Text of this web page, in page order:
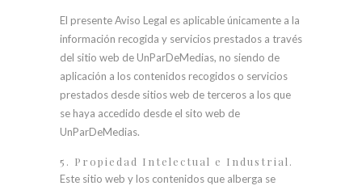
El presente Aviso Legal es aplicable únicamente a la
información recogida y servicios prestados a través
del sitio web de UnParDeMedias, no siendo de
aplicación a los contenidos recogidos o servicios
prestados desde sitios web de terceros a los que
se haya accedido desde el sito web de
UnParDeMedias.
5. Propiedad Intelectual e Industrial.
Este sitio web y los contenidos que alberga se